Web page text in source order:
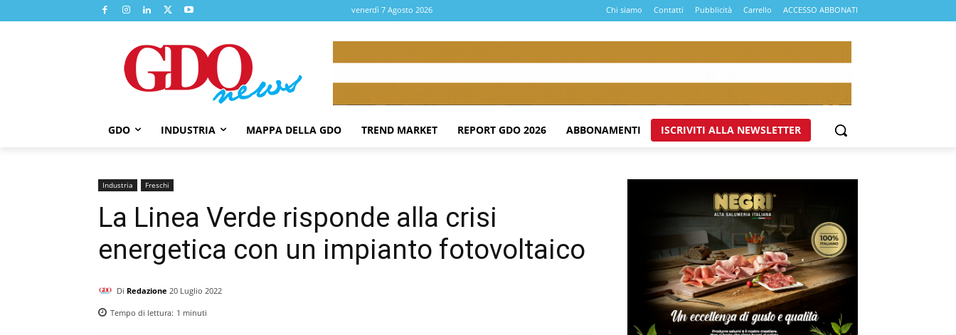
venerdì 7 Agosto 2026 Chi siamo Contatti Pubblicità Carrello ACCESSO ABBONATI
GDO INDUSTRIA MAPPA DELLA GDO TREND MARKET REPORT GDO 2026 ABBONAMENTI ISCRIVITI ALLA NEWSLETTER
Industria Freschi
La Linea Verde risponde alla crisi
energetica con un impianto fotovoltaico
Di Redazione 20 Luglio 2022
Tempo di lettura: 1 minuti